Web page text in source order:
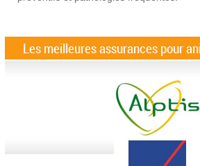
Les meilleures assurances pour